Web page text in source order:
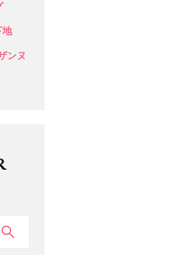
地
ンヌ